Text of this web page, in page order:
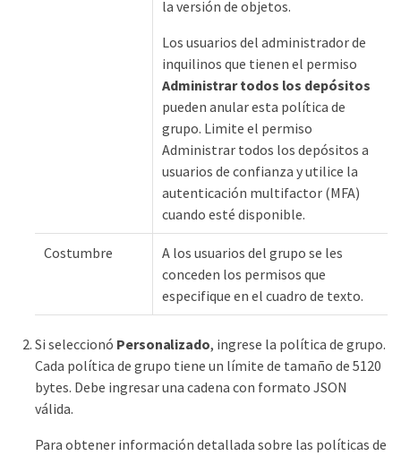
la versión de objetos.
Los usuarios del administrador de
inquilinos que tienen el permiso
Administrar todos los depósitos
pueden anular esta política de
grupo. Limite el permiso
Administrar todos los depósitos a
usuarios de confianza y utilice la
autenticación multifactor (MFA)
cuando esté disponible.
Costumbre
A los usuarios del grupo se les
conceden los permisos que
especifique en el cuadro de texto.
Si seleccionó Personalizado, ingrese la política de grupo.
Cada política de grupo tiene un límite de tamaño de 5120
bytes. Debe ingresar una cadena con formato JSON
válida.
Para obtener información detallada sobre las políticas de